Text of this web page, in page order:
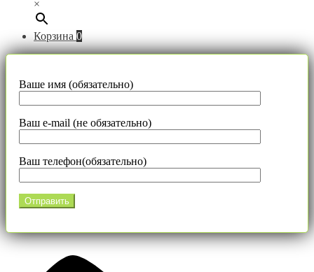
×
Корзина 0
Ваше имя (обязательно)
Ваш e-mail (не обязательно)
Ваш телефон(обязательно)